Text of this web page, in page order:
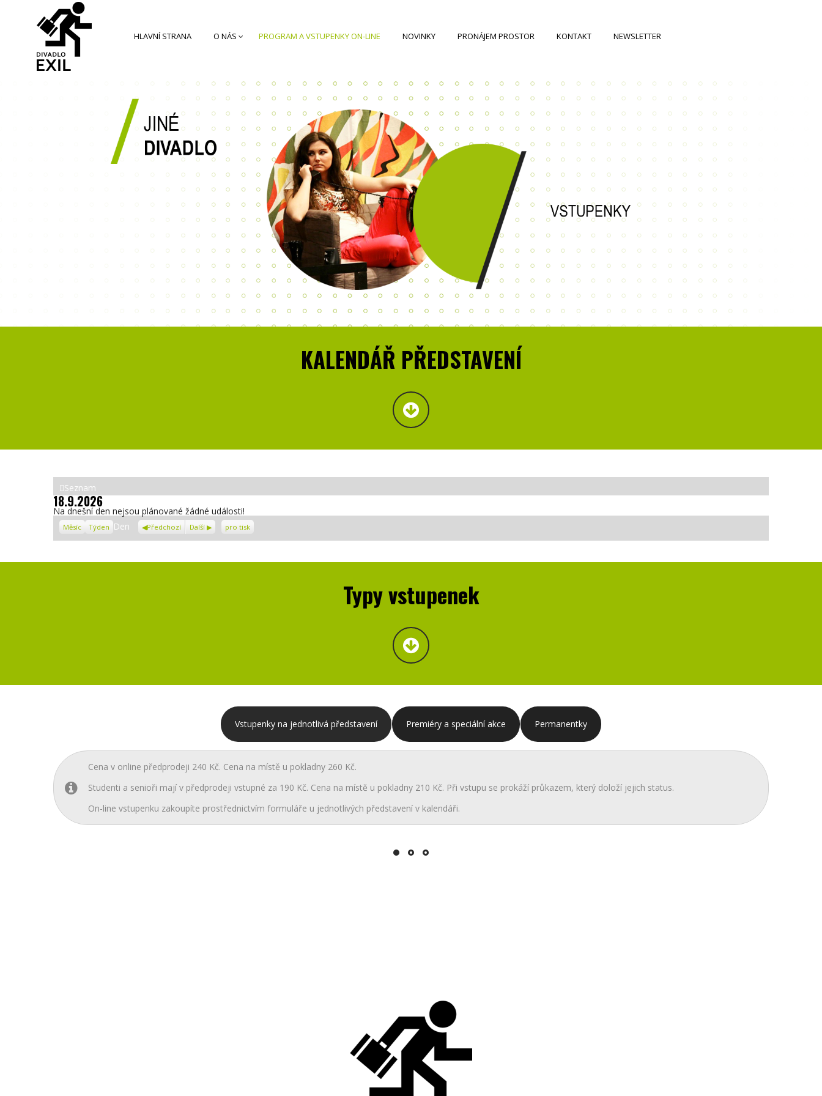
HLAVNÍ STRANA O NÁS PROGRAM A VSTUPENKY ON-LINE NOVINKY PRONÁJEM PROSTOR KONTAKT NEWSLETTER
KALENDÁŘ PŘEDSTAVENÍ
Zobrazit
jako
Seznam
18.9.2026
Na dnešní den nejsou plánované žádné události!
Měsíc Týden Den Předchozí Další Zobrazení
pro tisk
Typy vstupenek
Vstupenky na jednotlivá představení Premiéry a speciální akce Permanentky
Cena v online předprodeji 240 Kč. Cena na místě u pokladny 260 Kč.
Studenti a senioři mají v předprodeji vstupné za 190 Kč. Cena na místě u pokladny 210 Kč. Při vstupu se prokáží průkazem, který doloží jejich status.
On-line vstupenku zakoupíte prostřednictvím formuláře u jednotlivých představení v kalendáři.